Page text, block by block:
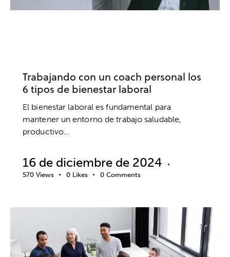
Trabajando con un coach personal los
6 tipos de bienestar laboral
El bienestar laboral es fundamental para
mantener un entorno de trabajo saludable,
productivo…
16 de diciembre de 2024
570 Views 0 Likes 0 Comments